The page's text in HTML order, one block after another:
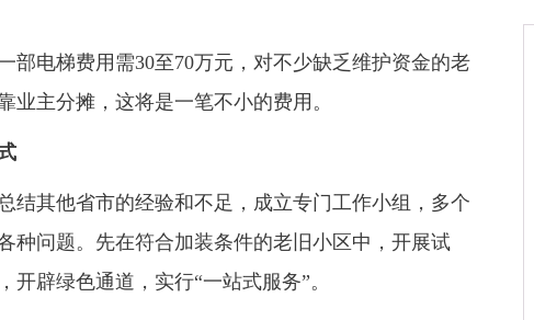
电梯费用需30至70万元，对不少缺乏维护资金的老
业主分摊，这将是一笔不小的费用。
其他省市的经验和不足，成立专门工作小组，多个
种问题。先在符合加装条件的老旧小区中，开展试
辟绿色通道，实行“一站式服务”。